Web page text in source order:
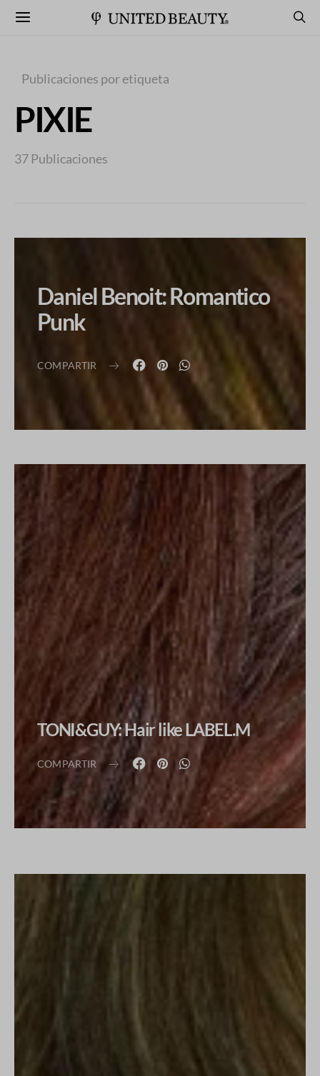
Publicaciones por etiqueta
PIXIE
37 Publicaciones
Daniel Benoit: Romantico
Punk
COMPARTIR
TONI&GUY: Hair like LABEL.M
COMPARTIR